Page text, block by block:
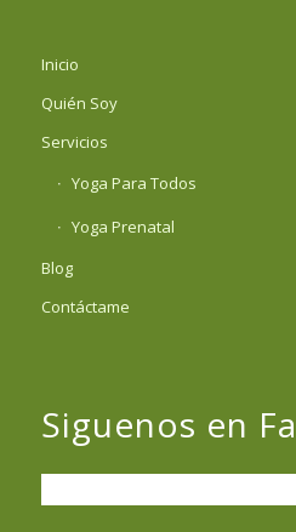
Inicio
Quién Soy
Servicios
Yoga Para Todos
Yoga Prenatal
Blog
Contáctame
Siguenos en